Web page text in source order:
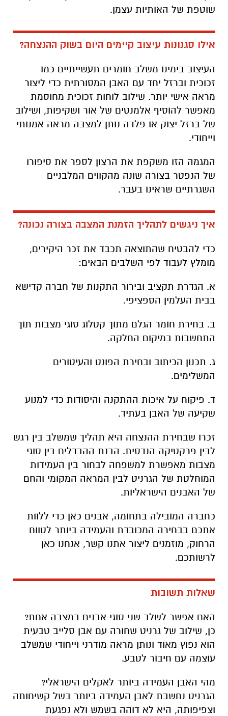
שוטפת של האותיות עצמן.
אילו סגנונות עיצוב קיימים היום בשוק ההנצחה?
העיצוב בימינו משלב חומרים תעשייתיים כמו
זכוכית וברזל יחד עם האבן המסורתית כדי ליצור
מראה אישי יותר. שילוב לוחות זכוכית מחוסמת
מאפשר להוסיף אלמנטים של אור ושקיפות, ושילוב
של ברזל יצוק או פלדה נותן למצבה מראה אמנותי
וייחודי.
המגמה הזו משקפת את הרצון לספר את סיפורו
של הנפטר בצורה שונה מהקווים המלבניים
השגרתיים שראינו בעבר.
איך ניגשים לתהליך הזמנת המצבה בצורה נכונה?
כדי להבטיח שהתוצאה תכבד את זכר היקירים,
מומלץ לעבוד לפי השלבים הבאים:
א. הגדרת תקציב ובירור התקנות של חברה קדישא
בבית העלמין הספציפי.
ב. בחירת חומר הגלם מתוך קטלוג סוגי מצבות תוך
התחשבות במיקום החלקה.
ג. תכנון הכיתוב ובחירת הפונט והעיטורים
המשלימים.
ד. פיקוח על איכות ההתקנה והיסודות כדי למנוע
שקיעה של האבן בעתיד.
זכרו שבחירת ההנצחה היא תהליך שמשלב בין רגש
לבין פרקטיקה הנדסית. הבנת ההבדלים בין סוגי
מצבות מאפשרת למשפחה לבחור בין העמידות
המוחלטת של הגרניט לבין המראה המקומי והחם
של האבנים הישראליות.
כחברה המובילה בתחומה, אבנים כאן כדי ללוות
אתכם בבחירה המכובדת והעמידה ביותר לטווח
הרחוק, מוזמנים ליצור אתנו קשר, אנחנו כאן
לרשותכם.
שאלות תשובות
האם אפשר לשלב שני סוגי אבנים במצבה אחת?
כן, שילוב של גרניט שחורה עם אבן סלייב טבעית
הוא נפוץ מאוד ונותן מראה מודרני וייחודי שמשלב
עוצמה עם חיבור לטבע.
מהי האבן העמידה ביותר לאקלים הישראלי?
הגרניט נחשבת לאבן העמידה ביותר בשל קשיחותה
וצפיפותה, היא לא דוהה בשמש ולא נפגעת